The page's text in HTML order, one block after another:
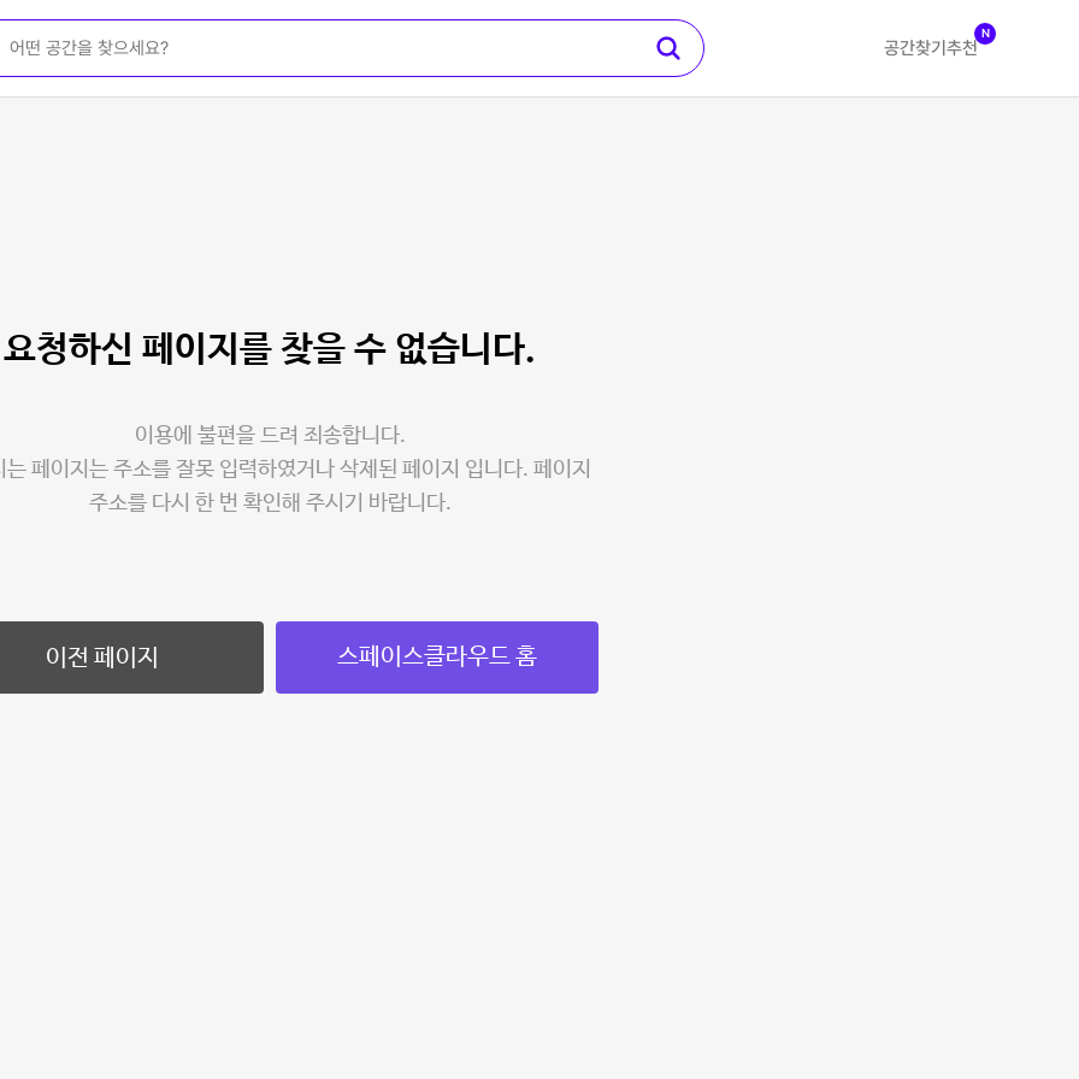
공간찾기 추천
N
요청하신 페이지를 찾을 수 없습니다.
이용에 불편을 드려 죄송합니다.
는 페이지는 주소를 잘못 입력하였거나 삭제된 페이지 입니다. 페이지
주소를 다시 한 번 확인해 주시기 바랍니다.
이전 페이지 스페이스클라우드 홈